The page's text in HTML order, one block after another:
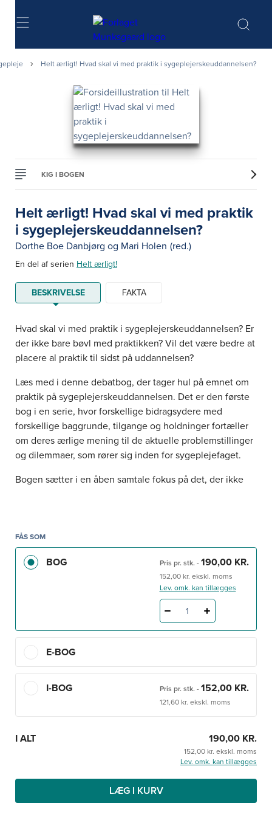
Søg
Helt ærligt! Hvad skal vi med praktik i sygeplejerskeuddannelsen?
KIG I BOGEN
Helt ærligt! Hvad skal vi med praktik
i sygeplejerskeuddannelsen?
Dorthe Boe Danbjørg og Mari Holen (red.)
En del af serien Helt ærligt!
BESKRIVELSE FAKTA
Hvad skal vi med praktik i sygeplejerskeuddannelsen? Er
der ikke bare bøvl med praktikken? Vil det være bedre at
placere al praktik til sidst på uddannelsen?
Læs med i denne debatbog, der tager hul på emnet om
praktik på sygeplejerskeuddannelsen. Det er den første
bog i en serie, hvor forskellige bidragsydere med
forskellige baggrunde, tilgange og holdninger fortæller
om deres ærlige mening til de aktuelle problemstillinger
og dilemmaer, som rører sig inden for sygeplejefaget.
Bogen sætter i en åben samtale fokus på det, der ikke
problematikker.
Du kan være med til at fortsætte debatten ude i
virkeligheden, på sygeplejerskeuddannelsen og i
FÅS SOM
BOG Pris pr. stk. - 190,00 KR.
152,00 kr. ekskl. moms
Lev. omk. kan tillægges
1
E-BOG
I-BOG Pris pr. stk. - 152,00 KR.
121,60 kr. ekskl. moms
I ALT 190,00 KR.
152,00 kr. ekskl. moms
Lev. omk. kan tillægges
LÆG I KURV